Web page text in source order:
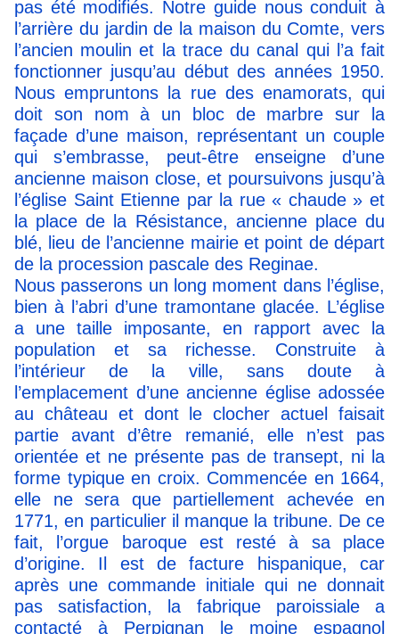
pas été modifiés. Notre guide nous conduit à
l’arrière du jardin de la maison du Comte, vers
l’ancien moulin et la trace du canal qui l’a fait
fonctionner jusqu’au début des années 1950.
Nous empruntons la rue des enamorats, qui
doit son nom à un bloc de marbre sur la
façade d’une maison, représentant un couple
qui s’embrasse, peut-être enseigne d’une
ancienne maison close, et poursuivons jusqu’à
l’église Saint Etienne par la rue « chaude » et
la place de la Résistance, ancienne place du
blé, lieu de l’ancienne mairie et point de départ
de la procession pascale des Reginae.
Nous passerons un long moment dans l’église,
bien à l’abri d’une tramontane glacée. L’église
a une taille imposante, en rapport avec la
population et sa richesse. Construite à
l’intérieur de la ville, sans doute à
l’emplacement d’une ancienne église adossée
au château et dont le clocher actuel faisait
partie avant d’être remanié, elle n’est pas
orientée et ne présente pas de transept, ni la
forme typique en croix. Commencée en 1664,
elle ne sera que partiellement achevée en
1771, en particulier il manque la tribune. De ce
fait, l’orgue baroque est resté à sa place
d’origine. Il est de facture hispanique, car
après une commande initiale qui ne donnait
pas satisfaction, la fabrique paroissiale a
contacté à Perpignan le moine espagnol